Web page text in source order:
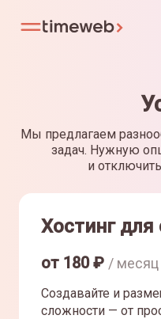
Мы предлагаем
задач. Нужную
и
Хостинг для
от 180₽ / месяц
Создавайте и
сложности — от